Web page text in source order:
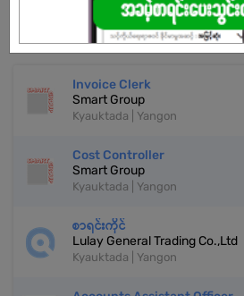
More Similar Jobs
Invoice Clerk
Smart Group
Kyauktada | Yangon
Cost Controller
Smart Group
Kyauktada | Yangon
စာရင်းကိုင်
Lulay General Trading Co.,Ltd
Kyauktada | Yangon